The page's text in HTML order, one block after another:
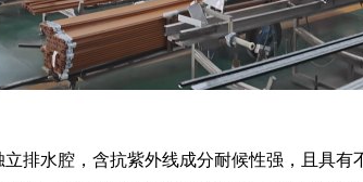
排水腔，含抗紫外线成分耐候性强，且具